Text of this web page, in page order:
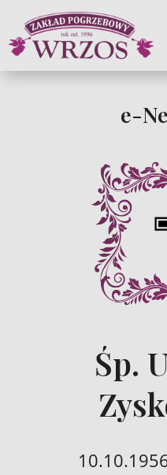
e-
Śp.